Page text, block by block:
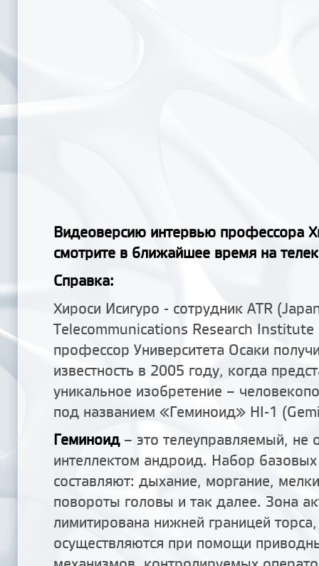
Видеоверсию интервью профессора
смотрите в ближайшее время на
Справка:
Хироси Исигуро - сотрудник АТR
Telecommunications Research
профессор Университета Осаки
известность в 2005 году, когда
уникальное изобретение –
под названием «Геминоид» HI-1
Геминоид– это телеуправляемый, не
интеллектом андроид. Набор
составляют: дыхание, моргание,
повороты головы и так далее. Зона
лимитирована нижней границей
осуществляются при помощи